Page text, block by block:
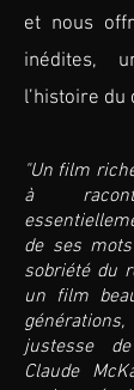
et nous
inédites,
l’histoire du
"Un film
à
de ses
sobriété du
un film
justesse
Claude